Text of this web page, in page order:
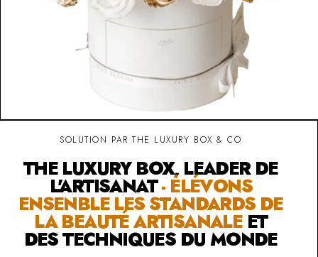
SOLUTION PAR THE LUXURY BOX & CO
THE LUXURY BOX, LEADER DE
L'ARTISANAT- ÉLÉVONS
ENSENBLE LES STANDARDS DE
LA BEAUTÉ ARTISANALE ET
DES TECHNIQUES DU MONDE